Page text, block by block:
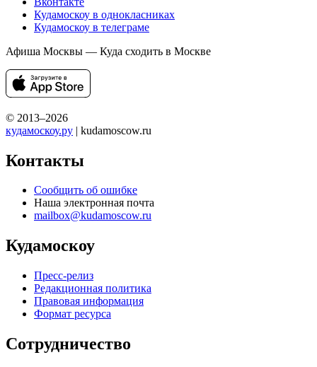
Кудамоскоу в однокласниках
Кудамоскоу в телеграме
Афиша Москвы — Куда сходить в Москве
© 2013–2026
кудамоскоу.ру | kudamoscow.ru
Контакты
Сообщить об ошибке
Наша электронная почта
mailbox@kudamoscow.ru
Кудамоскоу
Пресс-релиз
Редакционная политика
Правовая информация
Формат ресурса
Сотрудничество